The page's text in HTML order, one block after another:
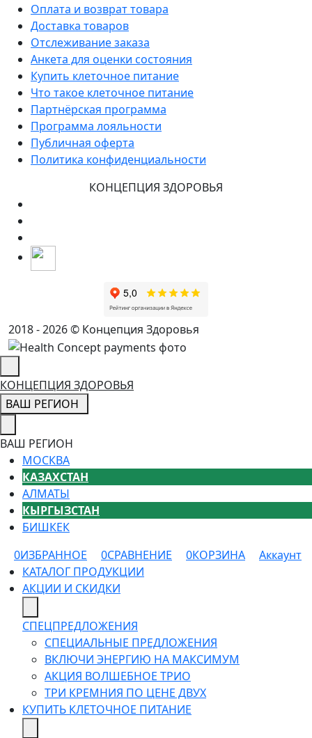
Оплата и возврат товара
Доставка товаров
Отслеживание заказа
Анкета для оценки состояния
Купить клеточное питание
Что такое клеточное питание
Партнёрская программа
Программа лояльности
Публичная оферта
Политика конфиденциальности
КОНЦЕПЦИЯ ЗДОРОВЬЯ
2018 - 2026 © Концепция Здоровья
КОНЦЕПЦИЯ ЗДОРОВЬЯ
ВАШ РЕГИОН
ВАШ РЕГИОН
МОСКВА
КАЗАХСТАН
АЛМАТЫ
КЫРГЫЗСТАН
БИШКЕК
0ИЗБРАННОЕ 0СРАВНЕНИЕ 0КОРЗИНА
Аккаунт
КАТАЛОГ ПРОДУКЦИИ
АКЦИИ И СКИДКИ
СПЕЦПРЕДЛОЖЕНИЯ
СПЕЦИАЛЬНЫЕ ПРЕДЛОЖЕНИЯ
ВКЛЮЧИ ЭНЕРГИЮ НА МАКСИМУМ
АКЦИЯ ВОЛШЕБНОЕ ТРИО
ТРИ КРЕМНИЯ ПО ЦЕНЕ ДВУХ
КУПИТЬ КЛЕТОЧНОЕ ПИТАНИЕ